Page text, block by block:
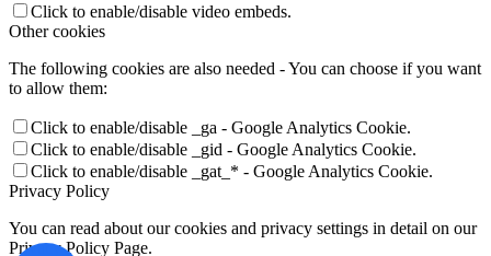
Click to enable/disable video embeds.
Other cookies
The following cookies are also needed - You can choose if you want
to allow them:
Click to enable/disable _ga - Google Analytics Cookie.
Click to enable/disable _gid - Google Analytics Cookie.
Click to enable/disable _gat_* - Google Analytics Cookie.
Privacy Policy
You can read about our cookies and privacy settings in detail on our
Privacy Policy Page.